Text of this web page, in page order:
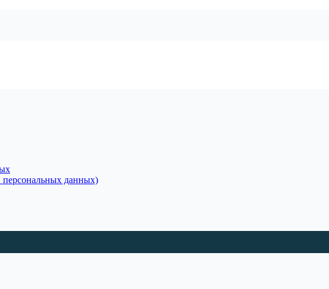
персональных данных)